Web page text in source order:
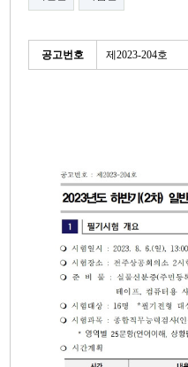
본문
부
공고번호 제2023-204호